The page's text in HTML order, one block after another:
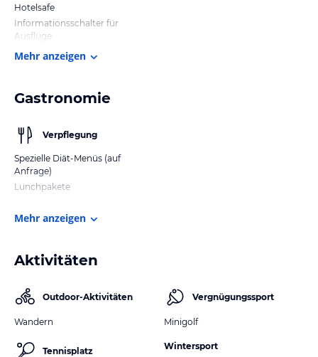
Hotelsafe
Informationsschalter für
Ausflüge
Mehr anzeigen
Gastronomie
Verpflegung
Spezielle Diät-Menüs (auf
Anfrage)
Lunchpakete
Mehr anzeigen
Aktivitäten
Outdoor-Aktivitäten
Wandern
Tennisplatz
Vergnügungssport
Minigolf
Wintersport